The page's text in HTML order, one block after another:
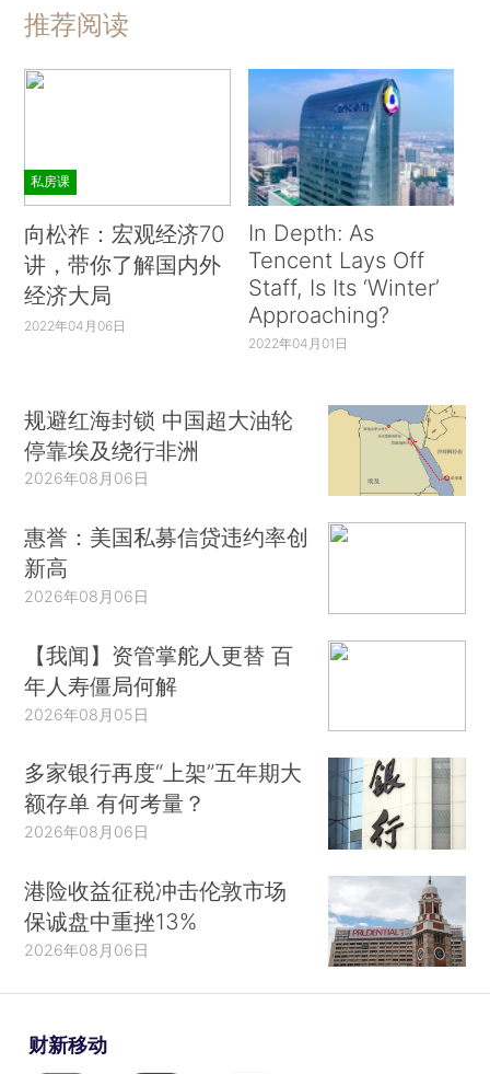
推荐阅读
私房课
向松祚：宏观经济70
讲，带你了解国内外
经济大局
2022年04月06日
In Depth: As
Tencent Lays Off
Staff, Is Its ‘Winter’
Approaching?
2022年04月01日
规避红海封锁 中国超大油轮
停靠埃及绕行非洲
2026年08月06日
惠誉：美国私募信贷违约率创
新高
2026年08月06日
【我闻】资管掌舵人更替 百
年人寿僵局何解
2026年08月05日
多家银行再度“上架”五年期大
额存单 有何考量？
2026年08月06日
港险收益征税冲击伦敦市场
保诚盘中重挫13%
2026年08月06日
财新移动